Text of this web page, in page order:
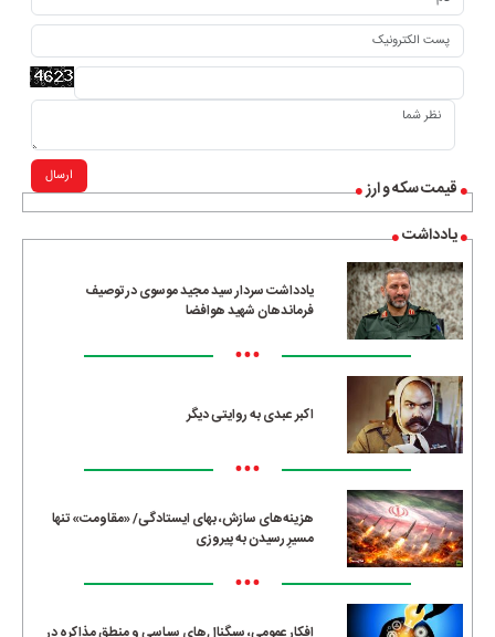
قیمت سکه و ارز
یادداشت
یادداشت سردار سید مجید موسوی در توصیف
فرماندهان شهید هوافضا
•••
اکبر عبدی به روایتی دیگر
•••
هزینه‌های سازش، بهای ایستادگی/ «مقاومت» تنها
مسیرِ رسیدن به پیروزی
•••
ارسال